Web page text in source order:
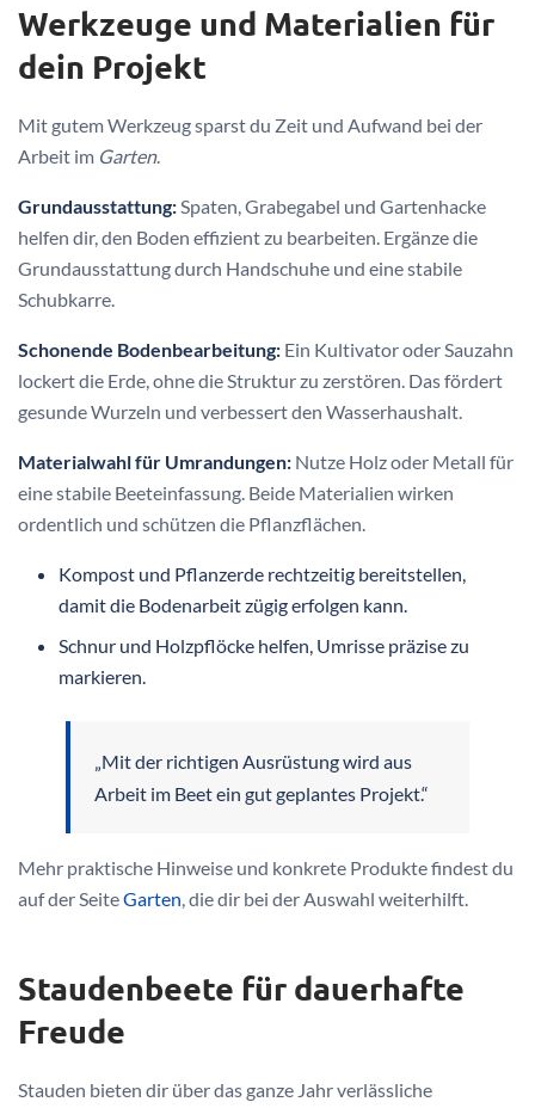
Werkzeuge und Materialien für
dein Projekt
Mit gutem Werkzeug sparst du Zeit und Aufwand bei der
Arbeit im Garten.
Grundausstattung: Spaten, Grabegabel und Gartenhacke
helfen dir, den Boden effizient zu bearbeiten. Ergänze die
Grundausstattung durch Handschuhe und eine stabile
Schubkarre.
Schonende Bodenbearbeitung: Ein Kultivator oder Sauzahn
lockert die Erde, ohne die Struktur zu zerstören. Das fördert
gesunde Wurzeln und verbessert den Wasserhaushalt.
Materialwahl für Umrandungen: Nutze Holz oder Metall für
eine stabile Beeteinfassung. Beide Materialien wirken
ordentlich und schützen die Pflanzflächen.
Kompost und Pflanzerde rechtzeitig bereitstellen,
damit die Bodenarbeit zügig erfolgen kann.
Schnur und Holzpflöcke helfen, Umrisse präzise zu
markieren.
„Mit der richtigen Ausrüstung wird aus
Arbeit im Beet ein gut geplantes Projekt.“
Mehr praktische Hinweise und konkrete Produkte findest du
auf der SeiteGarten , die dir bei der Auswahl weiterhilft.
Staudenbeete für dauerhafte
Freude
Stauden bieten dir über das ganze Jahr verlässliche